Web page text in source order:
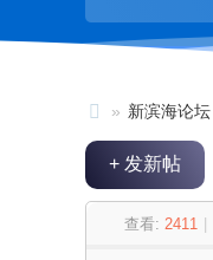
新
滨
» 新滨海论坛
+ 发新帖
查看: 2411